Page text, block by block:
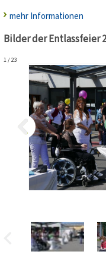
mehr Informationen
Bilder der Entlassfeier
1/23